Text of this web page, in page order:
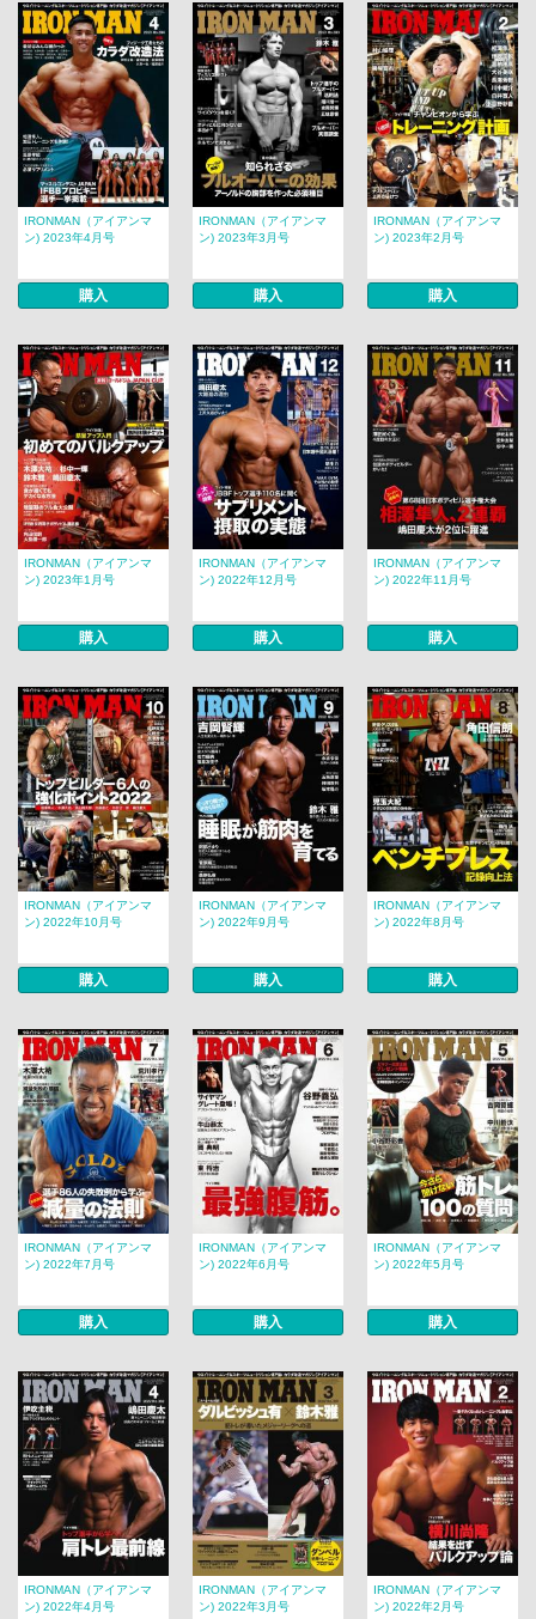
IRONMAN（アイアンマ
ン) 2023年4月号
購入
IRONMAN（アイアンマ
ン) 2023年3月号
購入
IRONMAN（アイアンマ
ン) 2023年2月号
購入
IRONMAN（アイアンマ
ン) 2023年1月号
購入
IRONMAN（アイアンマ
ン) 2022年12月号
購入
IRONMAN（アイアンマ
ン) 2022年11月号
購入
IRONMAN（アイアンマ
ン) 2022年10月号
購入
IRONMAN（アイアンマ
ン) 2022年9月号
購入
IRONMAN（アイアンマ
ン) 2022年8月号
購入
IRONMAN（アイアンマ
ン) 2022年7月号
購入
IRONMAN（アイアンマ
ン) 2022年6月号
購入
IRONMAN（アイアンマ
ン) 2022年5月号
購入
IRONMAN（アイアンマ
ン) 2022年4月号
IRONMAN（アイアンマ
ン) 2022年3月号
IRONMAN（アイアンマ
ン) 2022年2月号